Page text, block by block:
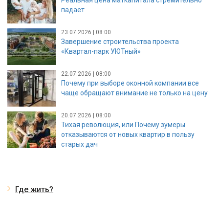
падает
23.07.2026 | 08:00
Завершение строительства проекта
«Квартал-парк УЮТный»
22.07.2026 | 08:00
Почему при выборе оконной компании все
чаще обращают внимание не только на цену
20.07.2026 | 08:00
Тихая революция, или Почему зумеры
отказываются от новых квартир в пользу
старых дач
Где жить?